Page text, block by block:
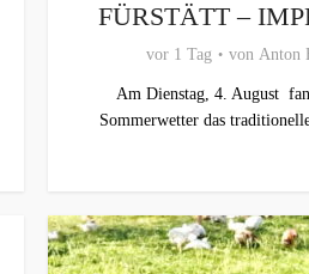
FÜRSTÄTT –
vor 1 Tag von Anton
Am Dienstag, 4. August
Sommerwetter das